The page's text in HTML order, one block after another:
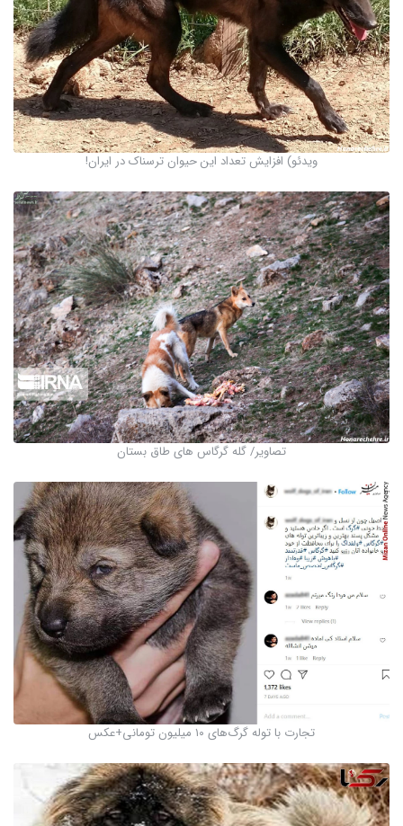
ویدئو) افزایش تعداد این حیوان ترسناک در ایران!
تصاویر/ گله گرگاس های طاق بستان
تجارت با توله‌ گرگ‌های ۱۰ میلیون تومانی+عکس